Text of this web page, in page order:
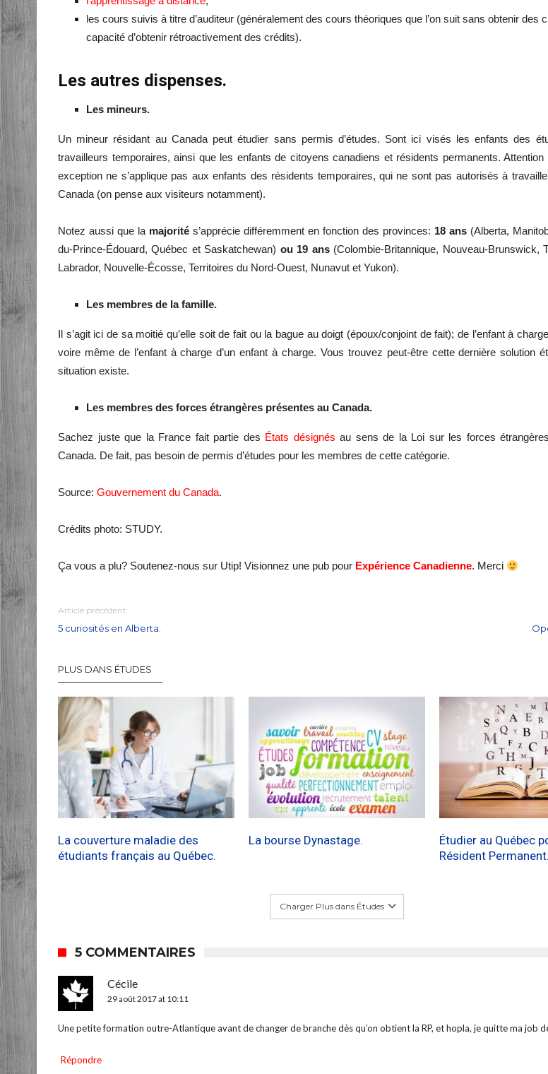
les cours suivis à titre d’auditeur (généralement des cours théoriques que l’on suit sans obtenir des
capacité d’obtenir rétroactivement des crédits).
Les autres dispenses.
Les mineurs.
Un mineur résidant au Canada peut étudier sans permis d’études. Sont ici visés les enfants des
travailleurs temporaires, ainsi que les enfants de citoyens canadiens et résidents permanents. Attention
exception ne s’applique pas aux enfants des résidents temporaires, qui ne sont pas autorisés à
Canada (on pense aux visiteurs notamment).
Notez aussi que la majorité s’apprécie différemment en fonction des provinces: 18 ans (Alberta,
du-Prince-Édouard, Québec et Saskatchewan) ou 19 ans(Colombie-Britannique, Nouveau-Brunswick,
Labrador, Nouvelle-Écosse, Territoires du Nord-Ouest, Nunavut et Yukon).
Les membres de la famille.
Il s’agit ici de sa moitié qu’elle soit de fait ou la bague au doigt (époux/conjoint de fait); de l’enfant à
voire même de l’enfant à charge d’un enfant à charge. Vous trouvez peut-être cette dernière solution
situation existe.
Les membres des forces étrangères présentes au Canada.
Sachez juste que la France fait partie des États désignés au sens de la Loi sur les forces
Canada. De fait, pas besoin de permis d’études pour les membres de cette catégorie.
Source: Gouvernement du Canada.
Crédits photo: STUDY.
Ça vous a plu? Soutenez-nous sur Utip! Visionnez une pub pour Expérience Canadienne. Merci
Article précédent
5 curiosités en Alberta.
PLUS DANS ÉTUDES
La couverture maladie des
étudiants français au Québec.
La bourse Dynastage.
Étudier au Québec
Résident Permanent.
Charger Plus dans Études
5 COMMENTAIRES
Cécile
29 août 2017 at 10:11
Une petite formation outre-Atlantique avant de changer de branche dès qu’on obtient la RP, et hopla, je quitte ma job
Répondre